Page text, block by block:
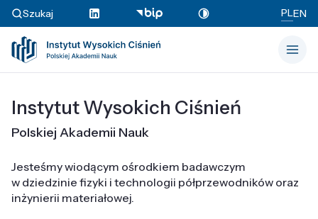
Szukaj PLEN
Instytut Wysokich Ciśnień
Polskiej Akademii Nauk
Jesteśmy wiodącym ośrodkiem badawczym
w dziedzinie fizyki i technologii półprzewodników oraz
inżynierii materiałowej.